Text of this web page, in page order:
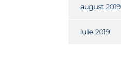
august 2019
iulie 2019